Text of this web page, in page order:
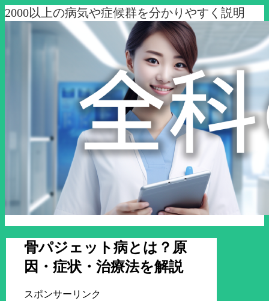
2000以上の病気や症候群を分かりやすく説明
骨パジェット病とは？原
因・症状・治療法を解説
スポンサーリンク